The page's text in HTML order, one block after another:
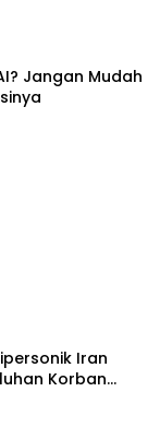
Jangan Mudah
Iran
Korban
Terluka